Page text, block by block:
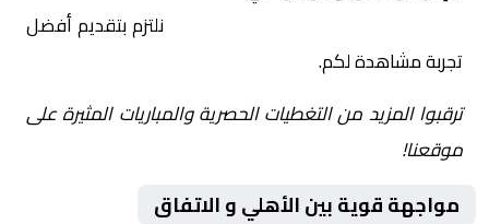
نلتزم بتقديم أفضل
تجربة مشاهدة لكم.
ترقبوا المزيد من التغطيات الحصرية والمباريات المثيرة على
موقعنا!
مواجهة قوية بين الأهلي و الاتفاق